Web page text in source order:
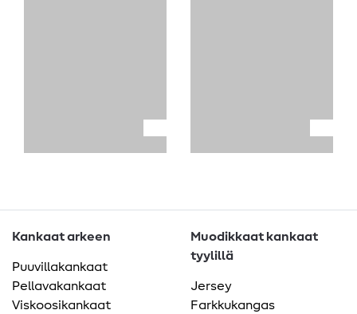
Kankaat arkeen
Puuvillakankaat
Pellavakankaat
Viskoosikankaat
Muodikkaat kankaat
tyylillä
Jersey
Farkkukangas